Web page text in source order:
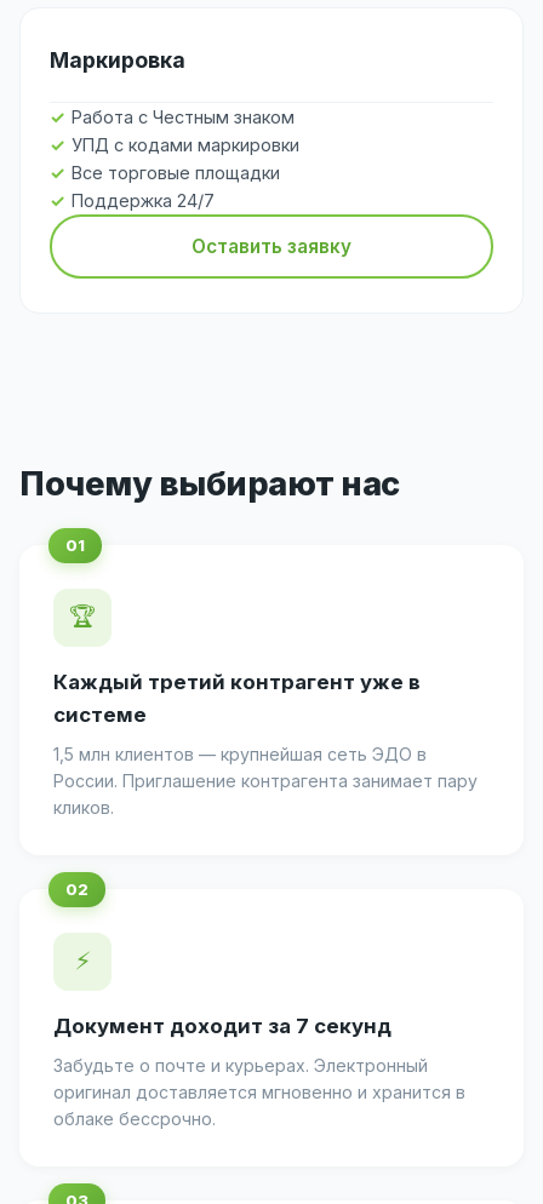
Маркировка
Работа с Честным знаком
УПД с кодами маркировки
Все торговые площадки
Поддержка 24/7
Оставить заявку
Почему выбирают нас
🏆
Каждый третий контрагент уже в
системе
1,5 млн клиентов — крупнейшая сеть ЭДО в
России. Приглашение контрагента занимает пару
кликов.
⚡
Документ доходит за 7 секунд
Забудьте о почте и курьерах. Электронный
оригинал доставляется мгновенно и хранится в
облаке бессрочно.